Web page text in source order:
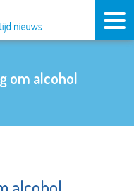
om alcohol